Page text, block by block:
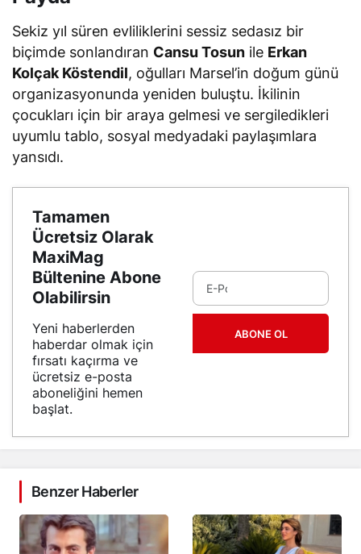
Sekiz yıl süren evliliklerini sessiz sedasız bir
biçimde sonlandıran Cansu Tosun ile Erkan
Kolçak Köstendil, oğulları Marsel’in doğum günü
organizasyonunda yeniden buluştu. İkilinin
çocukları için bir araya gelmesi ve sergiledikleri
uyumlu tablo, sosyal medyadaki paylaşımlara
yansıdı.
Tamamen
Ücretsiz Olarak
MaxiMag
Bültenine Abone
Olabilirsin
Yeni haberlerden
haberdar olmak için
fırsatı kaçırma ve
ücretsiz e-posta
aboneliğini hemen
başlat.
ABONE OL
Benzer Haberler